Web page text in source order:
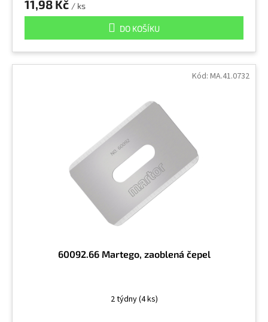
11,98 Kč / ks
DO KOŠÍKU
60092.66 Martego, zaoblená čepel
2 týdny(4 ks)
Kód: MA.41.0732